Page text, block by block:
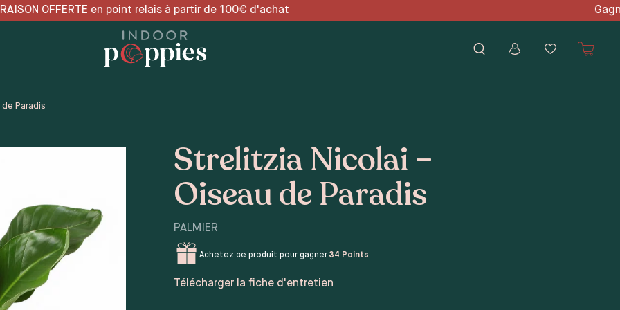
relais à partir de 100€ d'achat Gagnez des
Paradis
Strelitzia Nicolai –
Oiseau de Paradis
PALMIER
Achetez ce produit pour gagner 34 Points
Télécharger la fiche d'entretien